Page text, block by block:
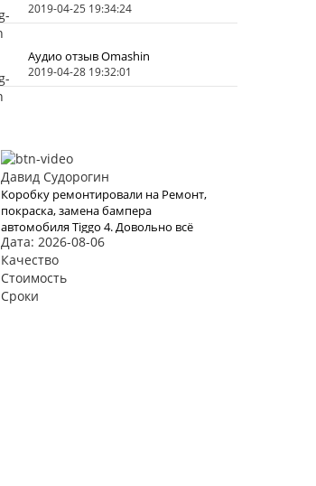
2019-04-25 19:34:24
Аудио отзыв Omashin
2019-04-28 19:32:01
Давид Судорогин
Коробку ремонтировали на Ремонт,
покраска, замена бампера
автомобиля Tiggo 4. Довольно всё
грамотно, ничего плохого сказать
не могу. И быстро, что самое
главное было для меня. 5!
Дата: 2026-08-06
Качество
Стоимость
Сроки